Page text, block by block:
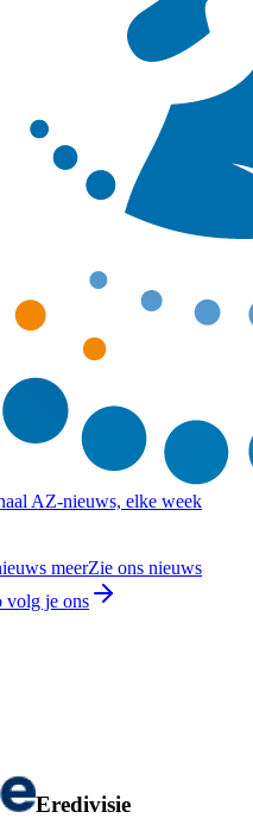
AZ-nieuws, elke week
meerZie ons nieuws
volg je ons
Eredivisie